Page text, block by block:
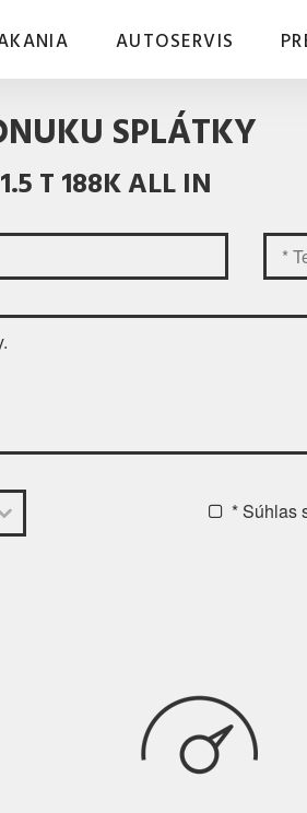
AUTOSERVIS
SPLÁTKY
T 188K ALL IN
* Súhlas